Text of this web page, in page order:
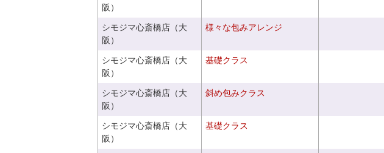
阪）
シモジマ心斎橋店（大
阪）
様々な包みアレンジ
シモジマ心斎橋店（大
阪）
基礎クラス
シモジマ心斎橋店（大
阪）
斜め包みクラス
シモジマ心斎橋店（大
阪）
基礎クラス